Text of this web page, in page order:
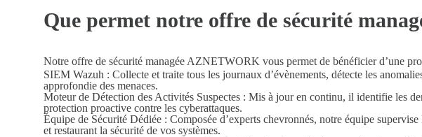
Que permet notre offre de sécurité
Notre offre de sécurité managée AZNETWORK vous permet de bénéficier d’une
SIEM Wazuh : Collecte et traite tous les journaux d’évènements, détecte les
approfondie des menaces.
Moteur de Détection des Activités Suspectes : Mis à jour en continu, il identifie les
protection proactive contre les cyberattaques.
Équipe de Sécurité Dédiée : Composée d’experts chevronnés, notre équipe
et restaurant la sécurité de vos systèmes.